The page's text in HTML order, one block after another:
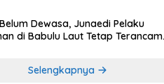
Junaedi Pelaku
di Babulu Laut Tetap Terancam
Selengkapnya